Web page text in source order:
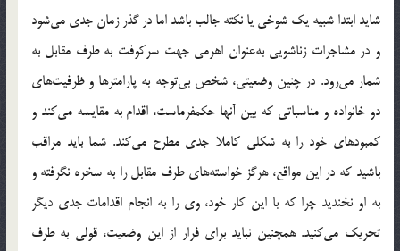
شايد ابتدا شبيه يك شوخي يا نكته جالب باشد اما در گذر زمان جدي مي‌شود
و در مشاجرات زناشويي به‌عنوان اهرمي جهت سركوفت به طرف مقابل به
شمار مي‌رود. در چنين وضعيتي، شخص بي‌توجه به پارامترها و ظرفيت‌هاي
دو خانواده و مناسباتي كه بين آنها حكمفرماست، اقدام به مقايسه مي‌كند و
كمبودهاي خود را به شكلي كاملا جدي مطرح مي‌‌كند. شما بايد مراقب
باشيد كه در اين مواقع، هرگز خواسته‌هاي طرف مقابل را به سخره نگرفته و
به او نخنديد چرا كه با اين كار خود، وي را به انجام اقدامات جدي ديگر
تحريك مي‌كنيد. همچنين نبايد براي فرار از اين وضعيت، قولي به طرف